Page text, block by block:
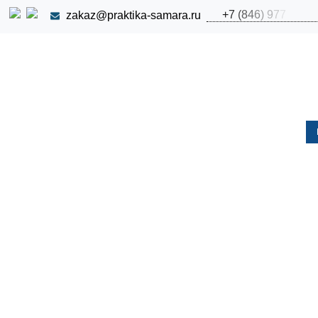
zakaz@praktika-samara.ru +7 (846) 977